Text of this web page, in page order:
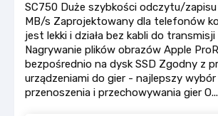
SC750 Duże szybkości odczytu/
MB/s Zaprojektowany dla telefonów
jest lekki i działa bez kabli do
Nagrywanie plików obrazów Apple
bezpośrednio na dysk SSD Zgodny z
urządzeniami do gier - najlepszy
przenoszenia i przechowywania gier O...